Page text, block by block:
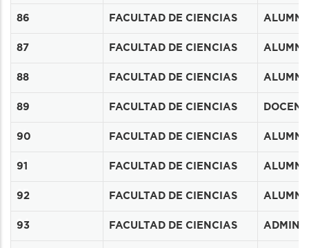
87
86 FACULTAD DE CIENCIAS
88
87 FACULTAD DE CIENCIAS
89
88 FACULTAD DE CIENCIAS
90
89 FACULTAD DE CIENCIAS
91
90 FACULTAD DE CIENCIAS
92
91 FACULTAD DE CIENCIAS
93
92 FACULTAD DE CIENCIAS
94
93 FACULTAD DE CIENCIAS